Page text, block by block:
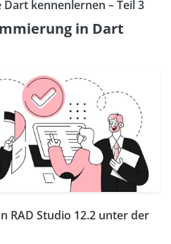
kennenlernen – Teil 3
in Dart
RAD Studio 12.2 unter der